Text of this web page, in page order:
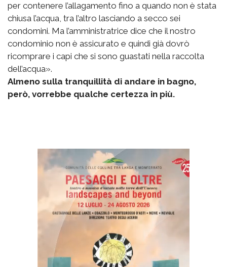
per contenere l’allagamento fino a quando non è stata
chiusa l’acqua, tra l’altro lasciando a secco sei
condomini. Ma l’amministratrice dice che il nostro
condominio non è assicurato e quindi già dovrò
ricomprare i capi che si sono guastati nella raccolta
dell’acqua».
Almeno sulla tranquillità di andare in bagno,
però, vorrebbe qualche certezza in più.